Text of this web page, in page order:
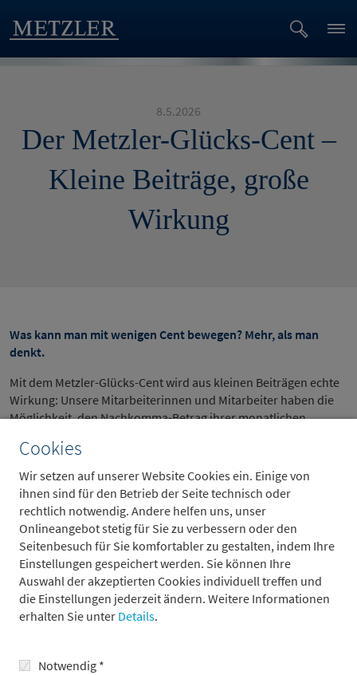
Cookies
Wir setzen auf unserer Website Cookies ein. Einige von
ihnen sind für den Betrieb der Seite technisch oder
rechtlich notwendig. Andere helfen uns, unser
Onlineangebot stetig für Sie zu verbessern oder den
Seitenbesuch für Sie komfortabler zu gestalten, indem Ihre
Einstellungen gespeichert werden. Sie können Ihre
Auswahl der akzeptierten Cookies individuell treffen und
die Einstellungen jederzeit ändern. Weitere Informationen
erhalten Sie unter Details.
Notwendig *
8.5.2026
Der Metzler-Glücks-Cent –
Kleine Beiträge, große
Wirkung
Was kann man mit wenigen Cent bewegen? Mehr, als man
denkt.
Mit dem Metzler-Glücks-Cent wird aus kleinen Beiträgen echte
Wirkung: Unsere Mitarbeiterinnen und Mitarbeiter haben die
Möglichkeit, den Nachkomma-Betrag ihrer monatlichen
Metzler Stiftung zu spenden, bis zu 0,99 Euro pro Monat. Der
Vorstand verdoppelt die Summe am Jahresende.